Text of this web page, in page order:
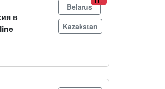
в
Belarus
Kazakstan